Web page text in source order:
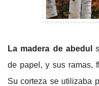
La madera de abedul
de papel, y sus ramas,
Su corteza se utilizaba